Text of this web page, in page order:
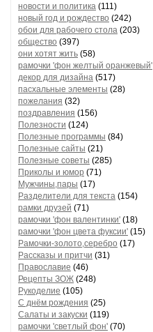
новости и политика (111)
новый год и рождество (242)
обои для рабочего стола (203)
общество (397)
они хотят жить (58)
рамочки 'фон желтый оранжевый'
декор для дизайна (517)
пасхальные элементы (28)
пожелания (32)
поздравления (156)
Полезности (124)
Полезные программы (84)
Полезные сайты (21)
Полезные советы (285)
Приколы и юмор (71)
Мужчины,пары (17)
Разделители для текста (154)
рамки друзей (71)
рамочки 'фон валентинки' (18)
рамочки 'фон цвета фуксии' (15)
Рамочки-золото,серебро (17)
Рассказы и притчи (31)
Православие (46)
Рецепты ЗОЖ (248)
Рукоделие (105)
С днём рождения (25)
Салаты и закуски (119)
рамочки 'светлый фон' (70)